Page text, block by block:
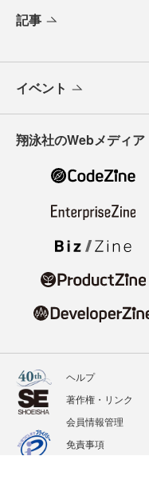
記事
イベント
翔泳社のWebメディア
ヘルプ
著作権・リンク
会員情報管理
免責事項